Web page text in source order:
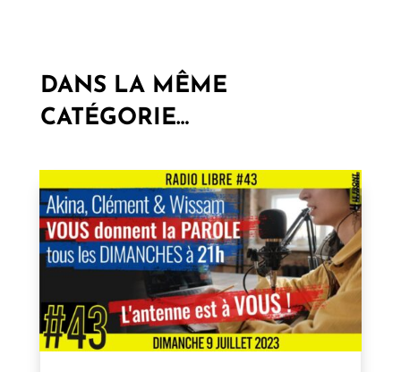
DANS LA MÊME
CATÉGORIE…